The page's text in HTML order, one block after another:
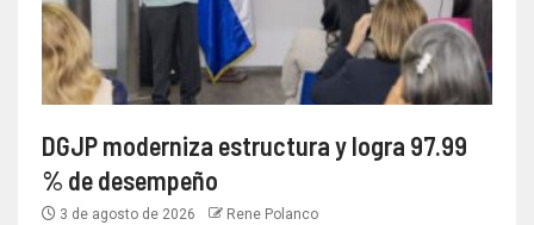
DGJP moderniza estructura y logra 97.99
% de desempeño
3 de agosto de 2026 Rene Polanco